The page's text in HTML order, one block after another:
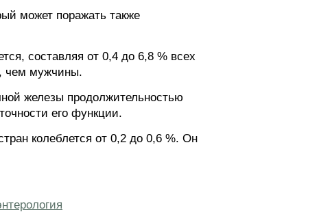
может поражать также
составляя от 0,4 до 6,8 % всех
чем мужчины.
железы продолжительностью
его функции.
колеблется от 0,2 до 0,6 %. Он